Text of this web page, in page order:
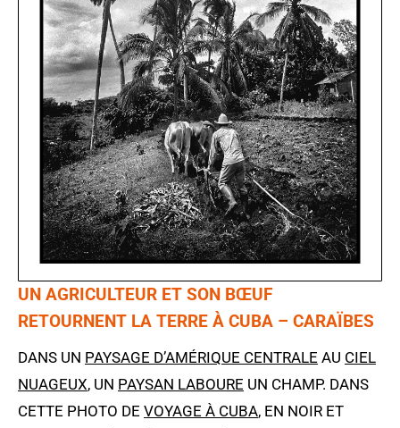
UN AGRICULTEUR ET SON BŒUF
RETOURNENT LA TERRE À CUBA – CARAÏBES
DANS UN PAYSAGE D’AMÉRIQUE CENTRALE AU CIEL
NUAGEUX, UN PAYSAN LABOURE UN CHAMP. DANS
CETTE PHOTO DE VOYAGE À CUBA, EN NOIR ET